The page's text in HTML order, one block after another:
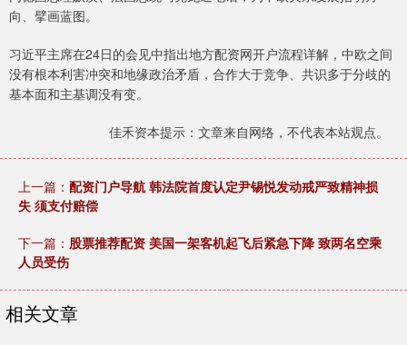
向、擘画蓝图。
习近平主席在24日的会见中指出地方配资网开户流程详解，中欧之间
没有根本利害冲突和地缘政治矛盾，合作大于竞争、共识多于分歧的
基本面和主基调没有变。
佳禾资本提示：文章来自网络，不代表本站观点。
上一篇： 配资门户导航 韩法院首度认定尹锡悦发动戒严致精神损
失 须支付赔偿
下一篇： 股票推荐配资 美国一架客机起飞后紧急下降 致两名空乘
人员受伤
相关文章